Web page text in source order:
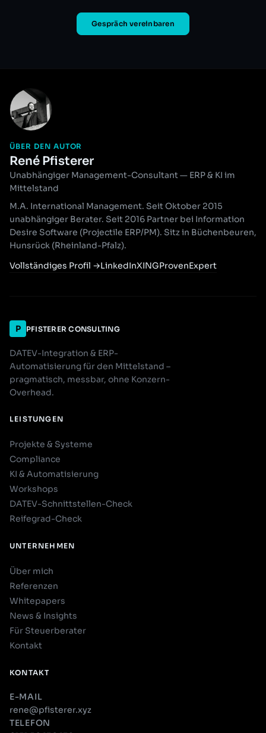
Gespräch vereinbaren
ÜBER DEN AUTOR
René Pfisterer
Unabhängiger Management-Consultant — ERP & KI im
Mittelstand
M.A. International Management. Seit Oktober 2015
unabhängiger Berater. Seit 2016 Partner bei Information
Desire Software (Projectile ERP/PM). Sitz in Büchenbeuren,
Hunsrück (Rheinland-Pfalz).
Vollständiges Profil →LinkedInXINGProvenExpert
P PFISTERER CONSULTING
DATEV-Integration & ERP-
Automatisierung für den Mittelstand –
pragmatisch, messbar, ohne Konzern-
Overhead.
LEISTUNGEN
Projekte & Systeme
Compliance
KI & Automatisierung
Workshops
DATEV-Schnittstellen-Check
Reifegrad-Check
UNTERNEHMEN
Über mich
Referenzen
Whitepapers
News & Insights
Für Steuerberater
Kontakt
KONTAKT
E-MAIL
rene@pfisterer.xyz
TELEFON